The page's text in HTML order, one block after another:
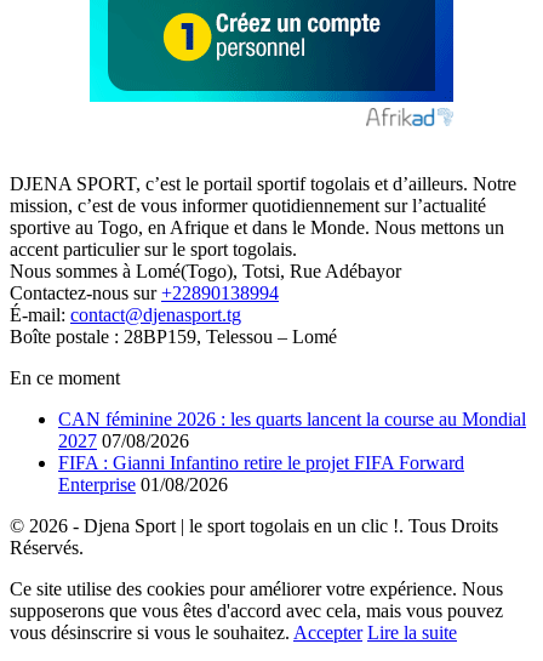
DJENA SPORT, c’est le portail sportif togolais et d’ailleurs. Notre
mission, c’est de vous informer quotidiennement sur l’actualité
sportive au Togo, en Afrique et dans le Monde. Nous mettons un
accent particulier sur le sport togolais.
Nous sommes à Lomé(Togo), Totsi, Rue Adébayor
Contactez-nous sur+22890138994
É-mail: contact@djenasport.tg
Boîte postale : 28BP159, Telessou – Lomé
En ce moment
CAN féminine 2026 : les quarts lancent la course au Mondial
2027 07/08/2026
FIFA : Gianni Infantino retire le projet FIFA Forward
Enterprise 01/08/2026
© 2026 - Djena Sport | le sport togolais en un clic !. Tous Droits
Réservés.
Ce site utilise des cookies pour améliorer votre expérience. Nous
supposerons que vous êtes d'accord avec cela, mais vous pouvez
vous désinscrire si vous le souhaitez. Accepter Lire la suite